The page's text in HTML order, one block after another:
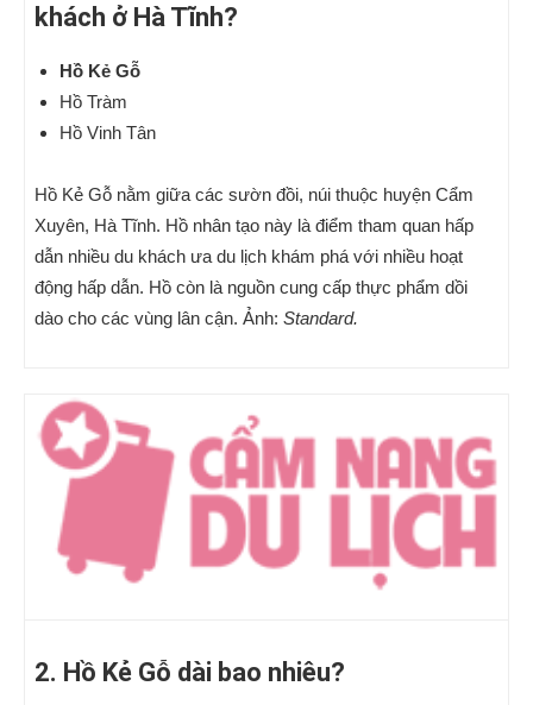
khách ở Hà Tĩnh?
Hồ Kẻ Gỗ
Hồ Tràm
Hồ Vinh Tân
Hồ Kẻ Gỗ nằm giữa các sườn đồi, núi thuộc huyện Cẩm
Xuyên, Hà Tĩnh. Hồ nhân tạo này là điểm tham quan hấp
dẫn nhiều du khách ưa du lịch khám phá với nhiều hoạt
động hấp dẫn. Hồ còn là nguồn cung cấp thực phẩm dồi
dào cho các vùng lân cận. Ảnh: Standard.
2. Hồ Kẻ Gỗ dài bao nhiêu?